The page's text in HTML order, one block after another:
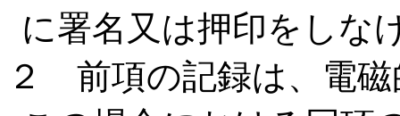
に署名又は押印をしな
２ 前項の記録は、電